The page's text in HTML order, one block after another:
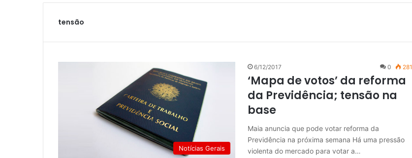
tensão
Notícias Gerais
6/12/2017 0 281
‘Mapa de votos’ da reforma
da Previdência; tensão na
base
Maia anuncia que pode votar reforma da
Previdência na próxima semana Há uma pressão
violenta do mercado para votar a…